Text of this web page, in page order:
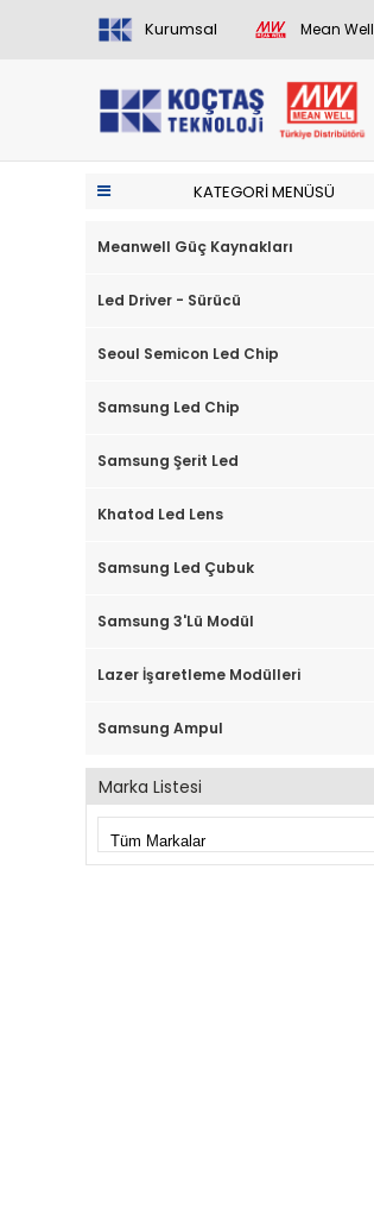
Kurumsal Mean Well
KATEGORI MENÜSÜ
Meanwell Güç Kaynakları
Led Driver - Sürücü
Seoul Semicon Led Chip
Samsung Led Chip
Samsung Şerit Led
Khatod Led Lens
Samsung Led Çubuk
Samsung 3'lü Modül
Lazer İşaretleme Modülleri
Samsung Ampul
Marka Listesi